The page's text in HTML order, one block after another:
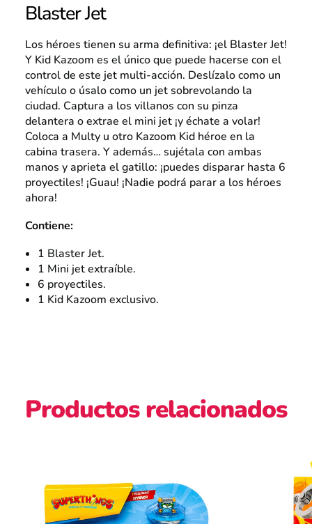
España
Search
Blaster Jet
Los héroes tienen su arma definitiva: ¡el Blaster Jet!
Y Kid Kazoom es el único que puede hacerse con el
control de este jet multi-acción. Deslízalo como un
vehículo o úsalo como un jet sobrevolando la
ciudad. Captura a los villanos con su pinza
delantera o extrae el mini jet ¡y échate a volar!
Coloca a Multy u otro Kazoom Kid héroe en la
cabina trasera. Y además… sujétala con ambas
manos y aprieta el gatillo: ¡puedes disparar hasta 6
proyectiles! ¡Guau! ¡Nadie podrá parar a los héroes
ahora!
Contiene:
1 Blaster Jet.
1 Mini jet extraíble.
6 proyectiles.
1 Kid Kazoom exclusivo.
Productos relacionados